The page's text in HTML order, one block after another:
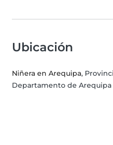
Ubicación
Niñera en Arequipa,
Departamento de Arequipa